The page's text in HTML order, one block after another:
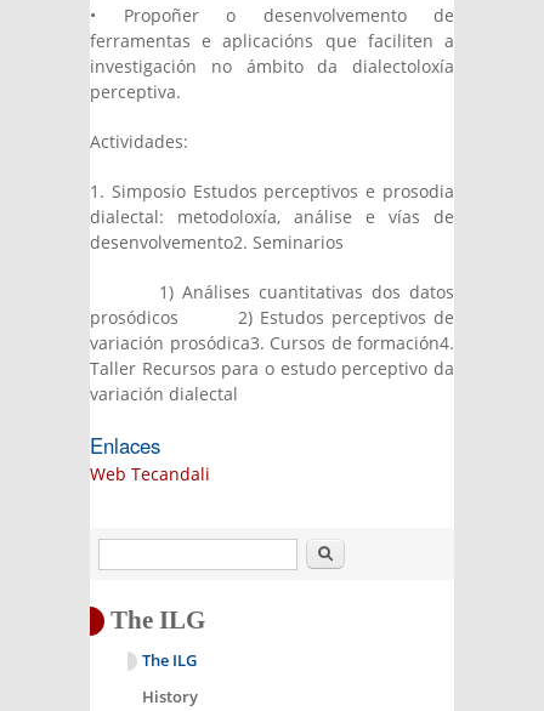
• Propoñer o desenvolvemento de
ferramentas e aplicacións que faciliten a
investigación no ámbito da dialectoloxía
perceptiva.
Actividades:
1. Simposio Estudos perceptivos e prosodia
dialectal: metodoloxía, análise e vías de
desenvolvemento2. Seminarios
1) Análises cuantitativas dos datos
prosódicos 2) Estudos perceptivos de
variación prosódica3. Cursos de formación4.
Taller Recursos para o estudo perceptivo da
variación dialectal
Enlaces
Web Tecandali
Search
The ILG
The ILG
History